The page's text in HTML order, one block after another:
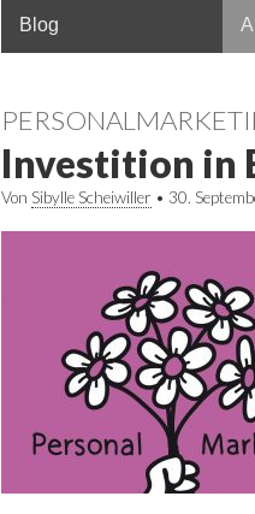
Hauptmenü
Blog
Investition in
Von Sibylle Scheiwiller • 30.